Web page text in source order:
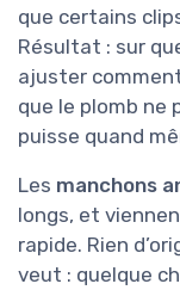
que certains
Résultat : sur
ajuster
que le plomb ne
puisse quand
Les manchons
longs, et
rapide. Rien
veut : quelque